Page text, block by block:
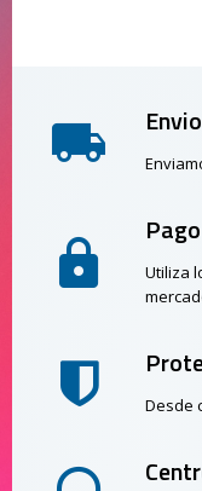
Utiliza
Desde